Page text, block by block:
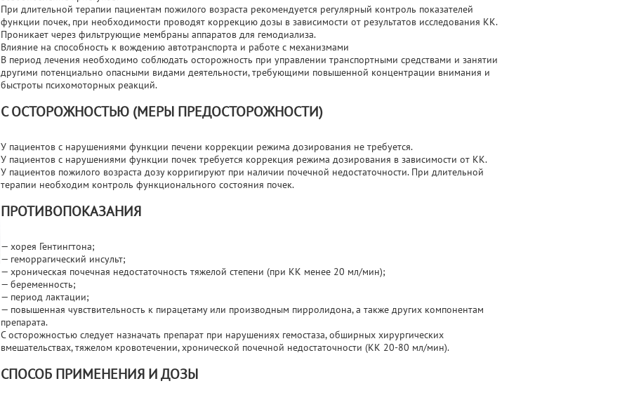
При длительной терапии пациентам пожилого возраста рекомендуется регулярный контроль показателей
функции почек, при необходимости проводят коррекцию дозы в зависимости от результатов исследования КК.
Проникает через фильтрующие мембраны аппаратов для гемодиализа.
Влияние на способность к вождению автотранспорта и работе с механизмами
В период лечения необходимо соблюдать осторожность при управлении транспортными средствами и занятии
другими потенциально опасными видами деятельности, требующими повышенной концентрации внимания и
быстроты психомоторных реакций.
С ОСТОРОЖНОСТЬЮ (МЕРЫ ПРЕДОСТОРОЖНОСТИ)
У пациентов с нарушениями функции печени коррекции режима дозирования не требуется.
У пациентов с нарушениями функции почек требуется коррекция режима дозирования в зависимости от КК.
У пациентов пожилого возраста дозу корригируют при наличии почечной недостаточности. При длительной
терапии необходим контроль функционального состояния почек.
ПРОТИВОПОКАЗАНИЯ
— хорея Гентингтона;
— геморрагический инсульт;
— хроническая почечная недостаточность тяжелой степени (при КК менее 20 мл/мин);
— беременность;
— период лактации;
— повышенная чувствительность к пирацетаму или производным пирролидона, а также других компонентам
препарата.
С осторожностью следует назначать препарат при нарушениях гемостаза, обширных хирургических
вмешательствах, тяжелом кровотечении, хронической почечной недостаточности (КК 20-80 мл/мин).
СПОСОБ ПРИМЕНЕНИЯ И ДОЗЫ